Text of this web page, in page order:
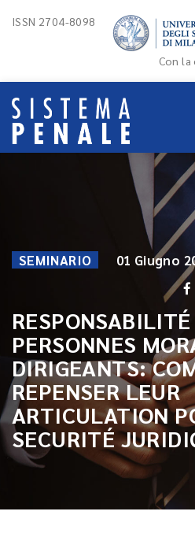
ISSN 2704-8098
Con
SEMINARIO 01 Giugno
PERSONNES
DIRIGEANTS:
REPENSER LEUR
ARTICULATION
SECURITÉ